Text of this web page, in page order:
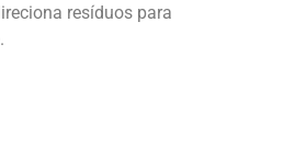
resíduos para